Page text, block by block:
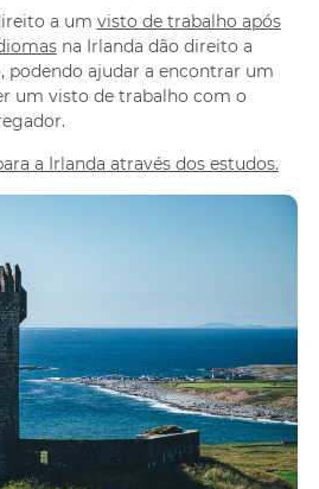
a um visto de trabalho após
na Irlanda dão direito a
podendo ajudar a encontrar um
um visto de trabalho com o
a Irlanda através dos estudos.